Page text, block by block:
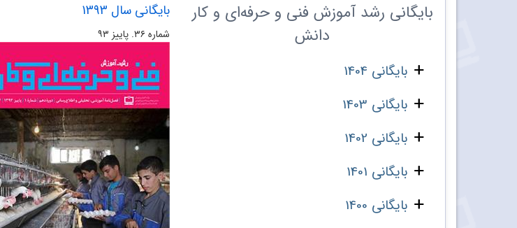
بایگانی رشد آموزش فنی و حرفه‌ای و کار
دانش
بایگانی 1404
بایگانی 1403
بایگانی 1402
بایگانی 1401
بایگانی 1400
بایگانی سال 1393
شماره ۳۶. پاییز ۹۳